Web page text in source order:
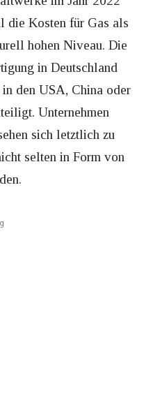
die Kosten für Gas als
hohen Niveau. Die
in Deutschland
den USA, China oder
Unternehmen
sich letztlich zu
selten in Form von